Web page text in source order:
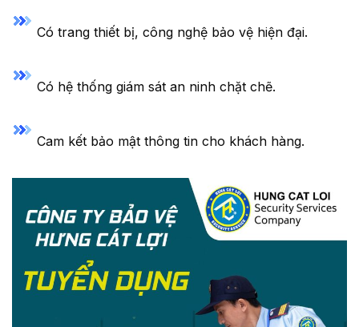
Có trang thiết bị, công nghệ bảo vệ hiện đại.
Có hệ thống giám sát an ninh chặt chẽ.
Cam kết bảo mật thông tin cho khách hàng.